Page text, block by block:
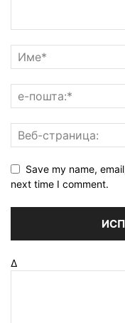
Save my name,
next time I comment.
Δ